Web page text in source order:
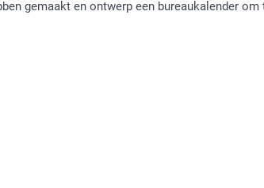
gemaakt en ontwerp een bureaukalender